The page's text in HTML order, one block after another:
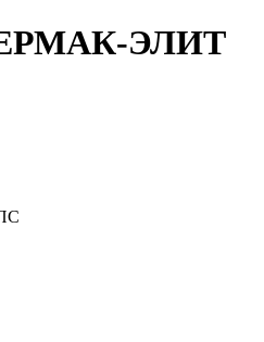
ЕРМАК-ЭЛИТ